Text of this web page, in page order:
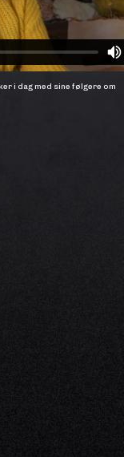
i dag med sine følgere om